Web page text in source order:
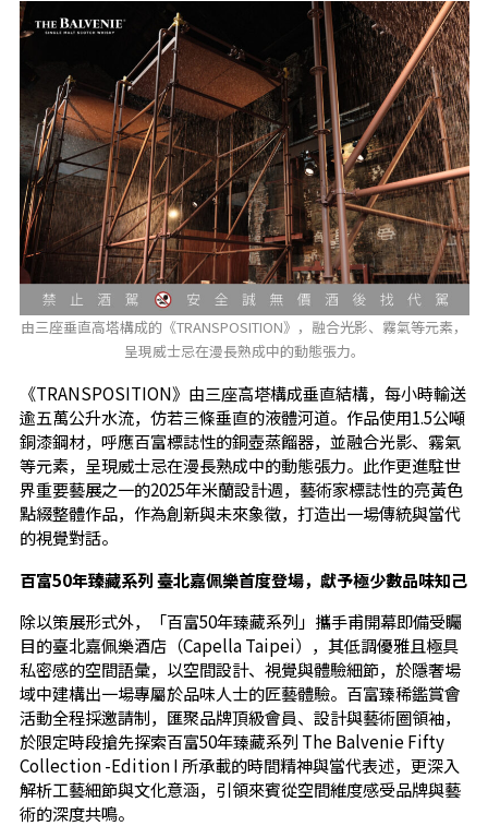
由三座垂直高塔構成的《TRANSPOSITION》，融合光影、霧氣等元素，
呈現威士忌在漫長熟成中的動態張力。
《TRANSPOSITION》由三座高塔構成垂直結構，每小時輸送
逾五萬公升水流，仿若三條垂直的液體河道。作品使用1.5公噸
銅漆鋼材，呼應百富標誌性的銅壺蒸餾器，並融合光影、霧氣
等元素，呈現威士忌在漫長熟成中的動態張力。此作更進駐世
界重要藝展之一的2025年米蘭設計週，藝術家標誌性的亮黃色
點綴整體作品，作為創新與未來象徵，打造出一場傳統與當代
的視覺對話。
百富50年臻藏系列臺北嘉佩樂首度登場，獻予極少數品味知己
除以策展形式外，「百富50年臻藏系列」攜手甫開幕即備受矚
目的臺北嘉佩樂酒店（Capella Taipei），其低調優雅且極具
私密感的空間語彙，以空間設計、視覺與體驗細節，於隱奢場
域中建構出一場專屬於品味人士的匠藝體驗。百富臻稀鑑賞會
活動全程採邀請制，匯聚品牌頂級會員、設計與藝術圈領袖，
於限定時段搶先探索百富50年臻藏系列 The Balvenie Fifty
Collection -Edition I 所承載的時間精神與當代表述，更深入
解析工藝細節與文化意涵，引領來賓從空間維度感受品牌與藝
術的深度共鳴。